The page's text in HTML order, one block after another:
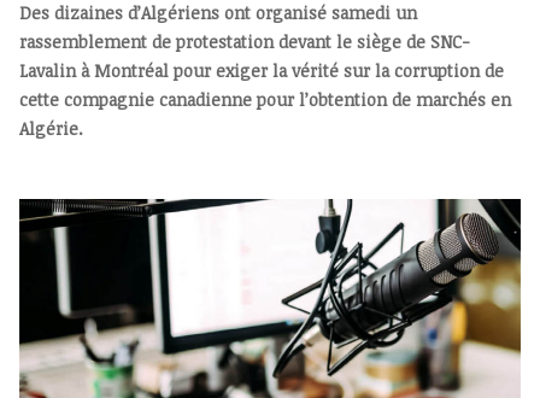
Des dizaines d’Algériens ont organisé samedi un
rassemblement de protestation devant le siège de SNC-
Lavalin à Montréal pour exiger la vérité sur la corruption de
cette compagnie canadienne pour l’obtention de marchés en
Algérie.